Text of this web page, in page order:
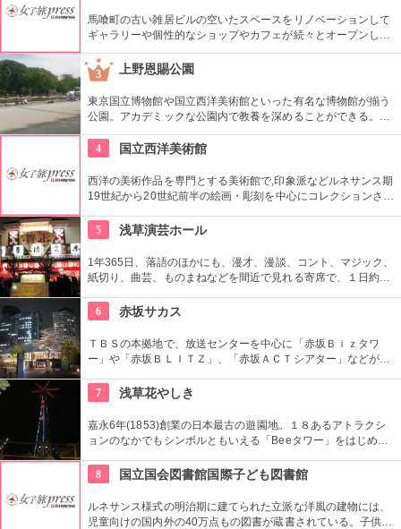
馬喰町の古い雑居ビルの空いたスペースをリノベーションして
ギャラリーや個性的なショップやカフェが続々とオープンした
複合施設。一見普通のビルだが、中はクリエイターたちが集う
注目を浴びるアートビルとなっている。
3 上野恩賜公園
東京国立博物館や国立西洋美術館といった有名な博物館が揃う
公園。アカデミックな公園内で教養を深めることができる。ま
た、不忍池や犬を連れた西郷隆盛像も有名。
4
国立西洋美術館
西洋の美術作品を専門とする美術館で,印象派などルネサンス期
19世紀から20世紀前半の絵画・彫刻を中心にコレクションされ
家）たちの作品を見ることができる美術館としは日本有数。ロ
ダンの「考える人」はこちらで見れる。設計はル・コルビジェ
が手掛け、建築・インテリア好きにもおすすめ。
5 浅草演芸ホール
1年365日、落語のほかにも、漫才、漫談、コント、マジック、
紙切り、曲芸、ものまねなどを間近で見れる寄席で、１日約４
由席。
6 赤坂サカス
ＴＢＳの本拠地で、放送センターを中心に「赤坂Ｂｉｚタワ
ー」や「赤坂ＢＬＩＴＺ」、「赤坂ＡＣＴシアター」などが揃
7
浅草花やしき
嘉永6年(1853)創業の日本最古の遊園地。１８あるアトラクシ
ョンのなかでもシンボルともいえる「Beeタワー」をはじめ、
が揃う。
8 国立国会図書館国際子ども図書館
ルネサンス様式の明治期に建てられた立派な洋風の建物には、
児童向けの国内外の40万点もの図書が蔵書されている。子供だ